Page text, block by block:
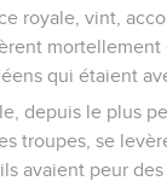
royale, vint,
mortellement
qui étaient
depuis le plus
troupes, se
avaient peur des